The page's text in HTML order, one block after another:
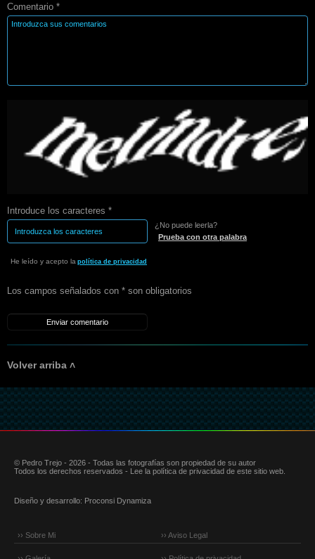
Comentario *
Introduce los caracteres *
¿No puede leerla?
Prueba con otra palabra
He leído y acepto la política de privacidad
Los campos señalados con * son obligatorios
Volver arriba ˄
© Pedro Trejo - 2026 - Todas las fotografías son propiedad de su autor
Todos los derechos reservados - Lee la política de privacidad de este sitio web.
Diseño y desarrollo: Proconsi Dynamiza
›› Sobre Mi ›› Aviso Legal